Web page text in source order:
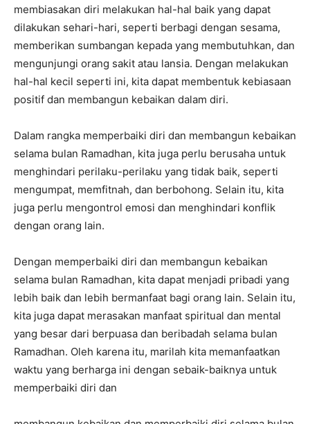
membiasakan diri melakukan hal-hal baik yang dapat
dilakukan sehari-hari, seperti berbagi dengan sesama,
memberikan sumbangan kepada yang membutuhkan, dan
mengunjungi orang sakit atau lansia. Dengan melakukan
hal-hal kecil seperti ini, kita dapat membentuk kebiasaan
positif dan membangun kebaikan dalam diri.
Dalam rangka memperbaiki diri dan membangun kebaikan
selama bulan Ramadhan, kita juga perlu berusaha untuk
menghindari perilaku-perilaku yang tidak baik, seperti
mengumpat, memfitnah, dan berbohong. Selain itu, kita
juga perlu mengontrol emosi dan menghindari konflik
dengan orang lain.
Dengan memperbaiki diri dan membangun kebaikan
selama bulan Ramadhan, kita dapat menjadi pribadi yang
lebih baik dan lebih bermanfaat bagi orang lain. Selain itu,
kita juga dapat merasakan manfaat spiritual dan mental
yang besar dari berpuasa dan beribadah selama bulan
Ramadhan. Oleh karena itu, marilah kita memanfaatkan
waktu yang berharga ini dengan sebaik-baiknya untuk
memperbaiki diri dan